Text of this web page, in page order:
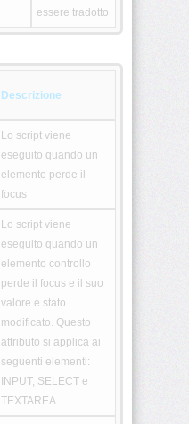
essere tradotto
Descrizione
Lo script viene
eseguito quando un
elemento perde il
focus
Lo script viene
eseguito quando un
elemento controllo
perde il focus e il suo
valore è stato
modificato. Questo
attributo si applica ai
seguenti elementi:
INPUT, SELECT e
TEXTAREA